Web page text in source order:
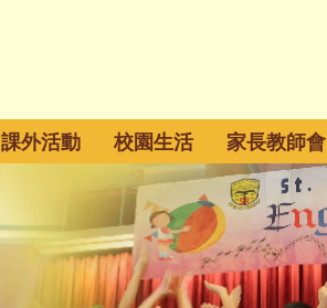
課外活動 校園生活 家長教師會